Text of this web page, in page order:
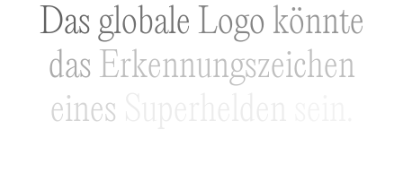
Das globale Logo könnte
das Erkennungszeichen
eines